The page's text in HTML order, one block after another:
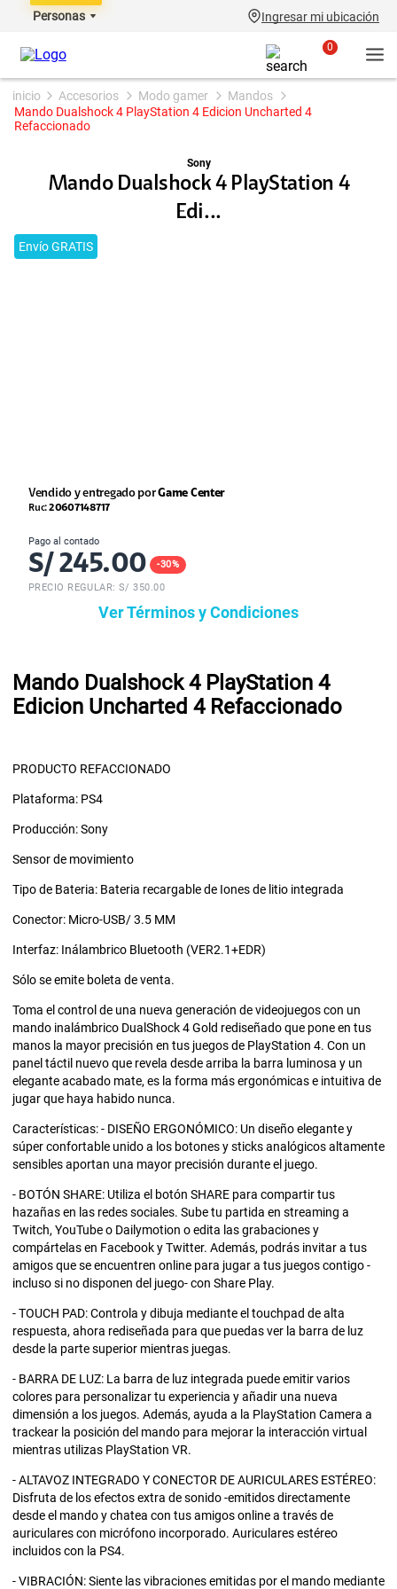
Personas Ingresar mi ubicación
0
accesorios modo gamer
mandos
Mando Dualshock 4 PlayStation 4 Edicion Uncharted 4
Refaccionado
Sony
Mando Dualshock 4 PlayStation 4
Edi...
Envío GRATIS
Vendido y entregado porGame Center
Ruc:20607148717
Pago al contado
S/ 245.00 -30%
PRECIO REGULAR: S/350.00
Ver Términos y Condiciones
Mando Dualshock 4 PlayStation 4
Edicion Uncharted 4 Refaccionado
PRODUCTO REFACCIONADO
Plataforma: PS4
Producción: Sony
Sensor de movimiento
Tipo de Bateria: Bateria recargable de Iones de litio integrada
Conector: Micro-USB/ 3.5 MM
Interfaz: Inálambrico Bluetooth (VER2.1+EDR)
Sólo se emite boleta de venta.
Toma el control de una nueva generación de videojuegos con un
mando inalámbrico DualShock 4 Gold rediseñado que pone en tus
manos la mayor precisión en tus juegos de PlayStation 4. Con un
panel táctil nuevo que revela desde arriba la barra luminosa y un
elegante acabado mate, es la forma más ergonómicas e intuitiva de
jugar que haya habido nunca.
Características: - DISEÑO ERGONÓMICO: Un diseño elegante y
súper confortable unido a los botones y sticks analógicos altamente
sensibles aportan una mayor precisión durante el juego.
- BOTÓN SHARE: Utiliza el botón SHARE para compartir tus
hazañas en las redes sociales. Sube tu partida en streaming a
Twitch, YouTube o Dailymotion o edita las grabaciones y
compártelas en Facebook y Twitter. Además, podrás invitar a tus
amigos que se encuentren online para jugar a tus juegos contigo -
incluso si no disponen del juego- con Share Play.
- TOUCH PAD: Controla y dibuja mediante el touchpad de alta
respuesta, ahora rediseñada para que puedas ver la barra de luz
desde la parte superior mientras juegas.
- BARRA DE LUZ: La barra de luz integrada puede emitir varios
colores para personalizar tu experiencia y añadir una nueva
dimensión a los juegos. Además, ayuda a la PlayStation Camera a
trackear la posición del mando para mejorar la interacción virtual
mientras utilizas PlayStation VR.
- ALTAVOZ INTEGRADO Y CONECTOR DE AURICULARES ESTÉREO:
Disfruta de los efectos extra de sonido -emitidos directamente
desde el mando y chatea con tus amigos online a través de
auriculares con micrófono incorporado. Auriculares estéreo
incluidos con la PS4.
- VIBRACIÓN: Siente las vibraciones emitidas por el mando mediante